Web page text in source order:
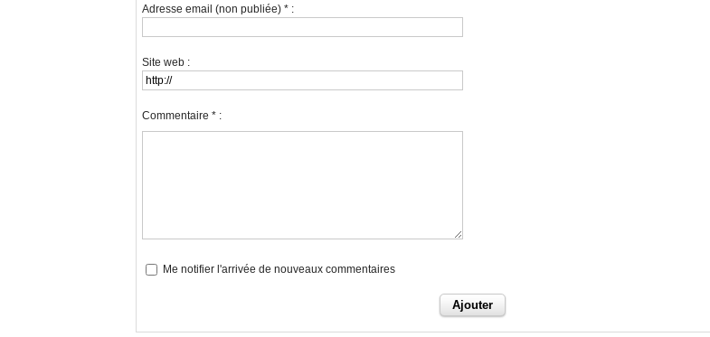
Adresse email (non publiée) * :
Site web :
Commentaire * :
Me notifier l'arrivée de nouveaux commentaires